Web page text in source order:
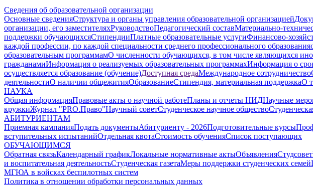
Сведения об образовательной организации
Основные сведенияСтруктура и органы управления образовательной организацией
организации, его заместителяхРуководствоПедагогический составМатериально-
поддержки обучающихсяСтипендииПлатные образовательные услугиФинансово-
каждой профессии, по каждой специальности среднего профессионального образования
образовательным программамО численности обучающихся, в том числе являющихся
гражданамиИнформация о реализуемых образовательных программахИнформация о
осуществляется образование (обучение)Доступная средаМеждународное сотрудничество
деятельностиО наличии общежитияОбразованиеСтипендия, материальная поддержкаО
НАУКА
Общая информацияПравовые акты о научной работеПланы и отчеты НИДНаучные
кружкиЖурнал "PRO.Право"Научный советСтуденческое научное общество
АБИТУРИЕНТАМ
Приемная кампанияПодать документыАбитуриенту - 2026Подготовительные курсы
вступительных испытанийОтдельная квотаСтоимость обученияCписок поступающих
ОБУЧАЮЩИМСЯ
Обратная связьКалендарный графикЛокальные нормативные актыОбъявленияСтудсовет
и воспитательная деятельностьСтуденческая газетаМеры поддержки студенческих семей
МГЮА в войсках беспилотных систем
Политика в отношении обработки персональных данных